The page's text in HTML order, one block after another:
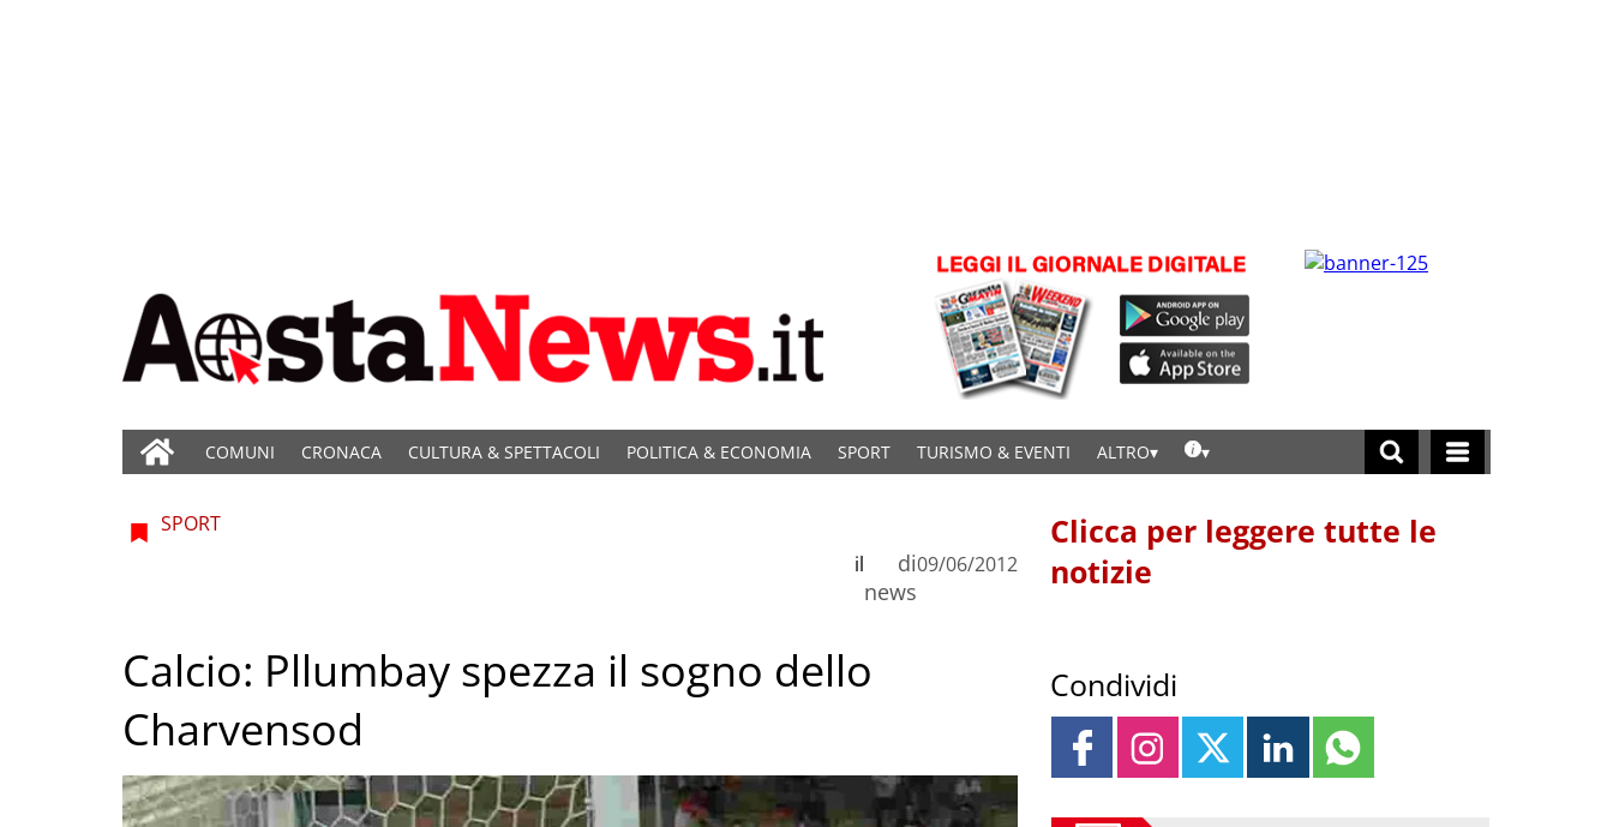
COMUNI CRONACA CULTURA & SPETTACOLI POLITICA & ECONOMIA SPORT TURISMO & EVENTI ALTRO
SPORT
di
news
il 09/06/2012
Calcio: Pllumbay spezza il sogno dello
Charvensod
Clicca per leggere tutte le
notizie
Condividi